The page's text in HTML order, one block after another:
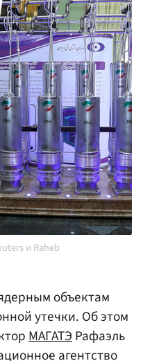
и Raheb
объектам
утечки. Об этом
МАГАТЭРафаэль
агентство